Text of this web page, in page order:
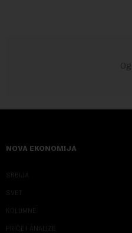
NOVA EKONOMIJA
SRBIJA
SVET
KOLUMNE
PRIČE I ANALIZE